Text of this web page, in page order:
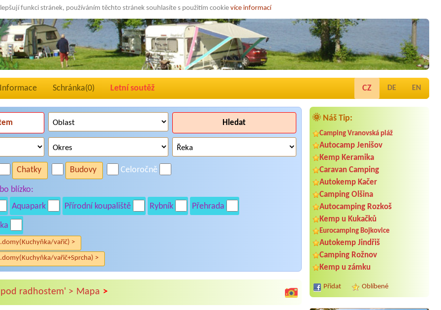
funkci stránek, používáním těchto stránek souhlasíte s použitím cookie více informací
Informace Schránka(0) Letní soutěž CZ DE EN
🌞 Náš Tip:
Camping Vranovská pláž
Autocamp Jenišov
Kemp Keramika
Caravan Camping
Autokemp Kačer
Camping Olšina
Autocamping Rozkoš
Kemp u Kukačků
Eurocamping Bojkovice
Autokemp Jindřiš
Camping Rožnov
Kemp u zámku
Přidat Oblíbené
Hledat
Chatky Budovy Celoročně
blízko:
Aquapark Přírodní koupaliště Rybník Přehrada
vařič) >
vařič+Sprcha) >
radhostem' > Mapa >